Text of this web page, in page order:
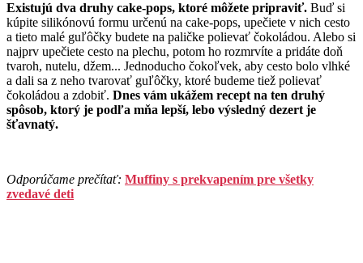
Existujú dva druhy cake-pops, ktoré môžete pripraviť. Buď si
kúpite silikónovú formu určenú na cake-pops, upečiete v nich cesto
a tieto malé guľôčky budete na paličke polievať čokoládou. Alebo si
najprv upečiete cesto na plechu, potom ho rozmrvíte a pridáte doň
tvaroh, nutelu, džem... Jednoducho čokoľvek, aby cesto bolo vlhké
a dali sa z neho tvarovať guľôčky, ktoré budeme tiež polievať
čokoládou a zdobiť. Dnes vám ukážem recept na ten druhý
spôsob, ktorý je podľa mňa lepší, lebo výsledný dezert je
šťavnatý.
Odporúčame prečítať: Muffiny s prekvapením pre všetky
zvedavé deti